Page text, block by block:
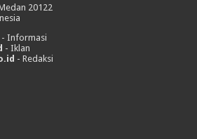
20122
- Informasi
- Iklan
- Redaksi